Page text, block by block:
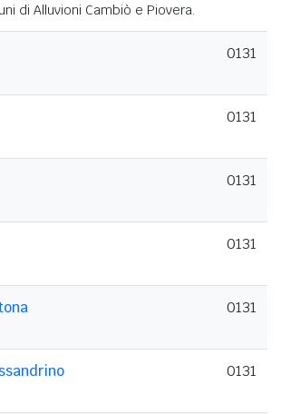
di Alluvioni Cambiò e Piovera.
0131
0131
0131
0131
0131
0131